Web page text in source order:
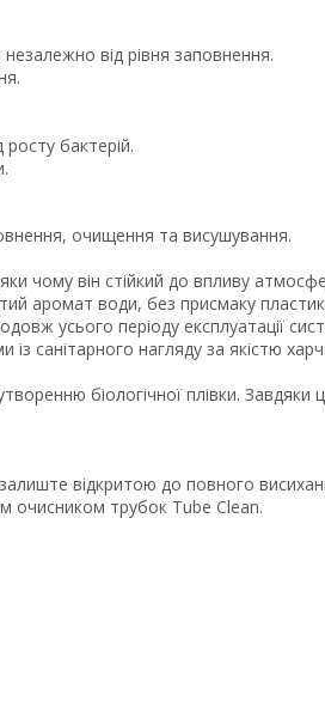
від рівня заповнення.
бактерій.
очищення та висушування.
чому він стійкий до впливу
аромат води, без присмаку
усього періоду експлуатації
санітарного нагляду за якістю
біологічної плівки. Завдяки
відкритою до повного
очисником трубок Tube Clean.